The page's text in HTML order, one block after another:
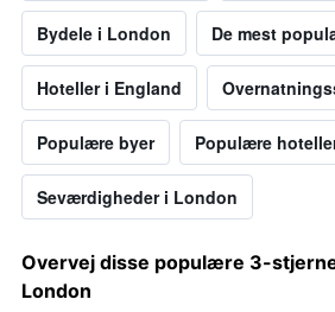
Bydele i London De mest
Hoteller i England
Populære byer Populære
Seværdigheder i London
Overvej disse populære 3-
London